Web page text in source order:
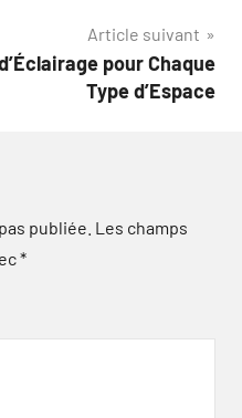
Article suivant
pour Chaque
Type d’Espace
publiée. Les champs
*